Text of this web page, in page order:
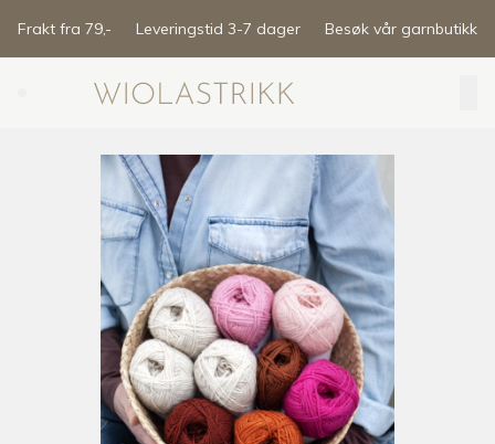
Frakt fra 79,- Leveringstid 3-7 dager Besøk vår garnbutikk
Search (⌘K)